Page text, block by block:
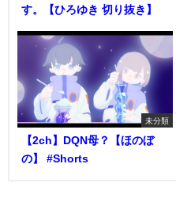
す。【ひろゆき 切り抜き】
未分類
【2ch】DQN母？【ほのぼ
の】 #Shorts